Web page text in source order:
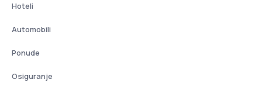
Hoteli
Automobili
Ponude
Osiguranje